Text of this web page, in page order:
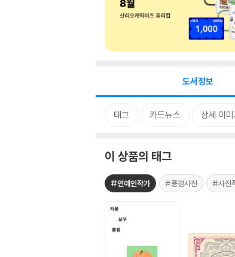
도서정보
태그 카드뉴스 상세 이
이 상품의 태그
#연예인작가 #풍경사진 #사진